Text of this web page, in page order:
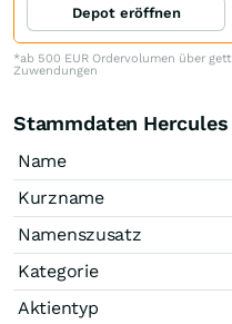
Depot eröffnen
*ab 500 EUR Ordervolumen über
Zuwendungen
Stammdaten
Name
Kurzname
Namenszusatz
Kategorie
Aktientyp